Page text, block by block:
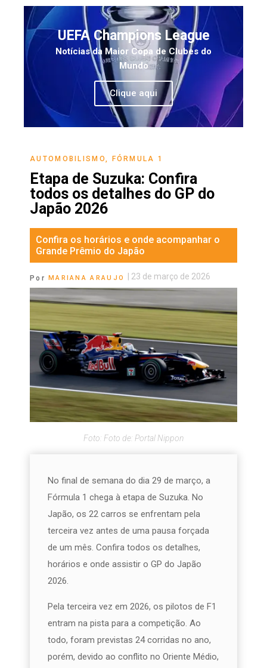
UEFA Champions League
Notícias da Maior Copa de Clubes do
Mundo
Clique aqui
AUTOMOBILISMO FÓRMULA 1
Etapa de Suzuka: Confira
todos os detalhes do GP do
Japão 2026
Confira os horários e onde acompanhar o
Grande Prêmio do Japão
Por MARIANA ARAUJO 23 de março de 2026
Foto: Foto de: Portal Nippon
No final de semana do dia 29 de março, a
Fórmula 1 chega à etapa de Suzuka. No
Japão, os 22 carros se enfrentam pela
terceira vez antes de uma pausa forçada
de um mês. Confira todos os detalhes,
horários e onde assistir o GP do Japão
2026.
Pela terceira vez em 2026, os pilotos de F1
entram na pista para a competição. Ao
todo, foram previstas 24 corridas no ano,
porém, devido ao conflito no Oriente Médio,